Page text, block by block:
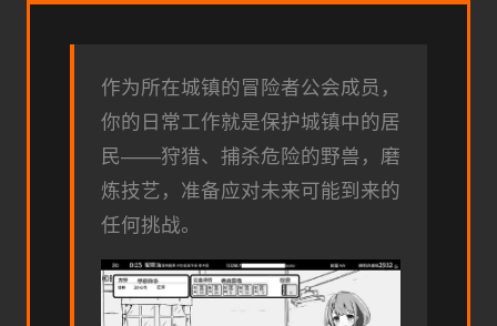
作为所在城镇的冒险者公会成员，
你的日常工作就是保护城镇中的居
民——狩猎、捕杀危险的野兽，磨
炼技艺，准备应对未来可能到来的
任何挑战。